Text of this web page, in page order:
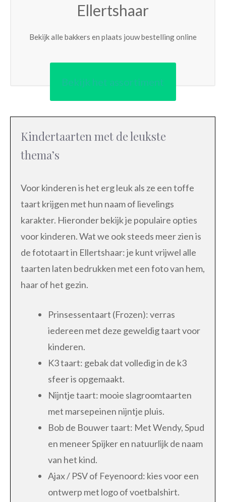
Ellertshaar
Bekijk alle bakkers en plaats jouw bestelling online
Bekijk het assortiment
Kindertaarten met de leukste
thema’s
Voor kinderen is het erg leuk als ze een toffe
taart krijgen met hun naam of lievelings
karakter. Hieronder bekijk je populaire opties
voor kinderen. Wat we ook steeds meer zien is
de fototaart in Ellertshaar: je kunt vrijwel alle
taarten laten bedrukken met een foto van hem,
haar of het gezin.
Prinsessentaart (Frozen): verras
iedereen met deze geweldig taart voor
kinderen.
K3 taart: gebak dat volledig in de k3
sfeer is opgemaakt.
Nijntje taart: mooie slagroomtaarten
met marsepeinen nijntje pluis.
Bob de Bouwer taart: Met Wendy, Spud
en meneer Spijker en natuurlijk de naam
van het kind.
Ajax / PSV of Feyenoord: kies voor een
ontwerp met logo of voetbalshirt.